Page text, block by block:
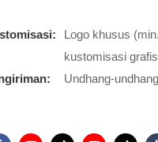
Logo khusus
kustomisasi
Undhang-